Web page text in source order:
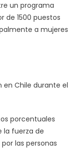
un programa
de 1500 puestos
a mujeres
en Chile durante el
porcentuales
la fuerza de
las personas